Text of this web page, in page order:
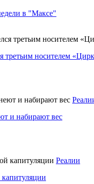
в "Максе"
третьим носителем
и набирают вес
Реалии